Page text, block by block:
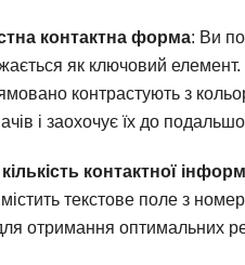
контактна форма: Ви
як ключовий
контрастують з
і заохочує їх до
контактної
текстове поле з
отримання оптимальних